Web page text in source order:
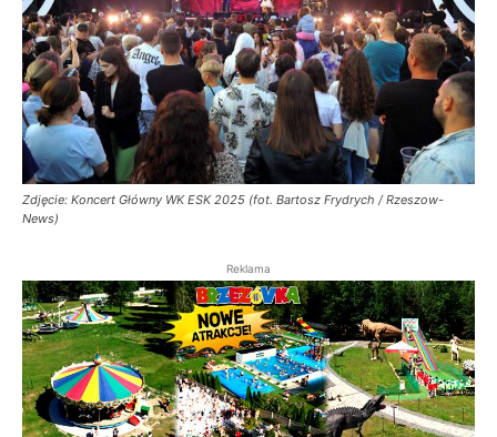
Zdjęcie: Koncert Główny WK ESK 2025 (fot. Bartosz Frydrych / Rzeszow-
News)
Reklama